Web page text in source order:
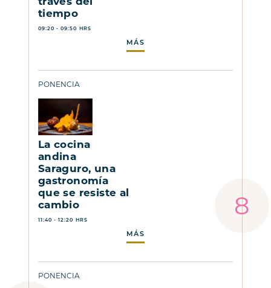
tiempo
09:20 - 09:50 HRS
MÁS
PONENCIA
La cocina
andina
Saraguro, una
gastronomía
que se resiste al
cambio
11:40 - 12:20 HRS
MÁS
PONENCIA